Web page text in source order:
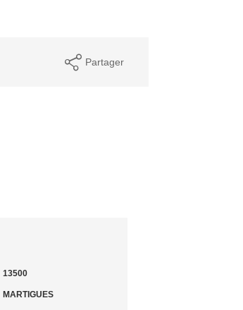
Partager
13500
MARTIGUES